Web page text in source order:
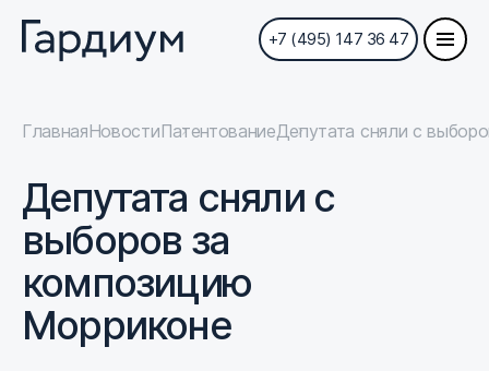
+7 (495) 147 36 47
ГлавнаяНовостиПатентованиеДепутата сняли с
Депутата сняли с
выборов за
композицию
Морриконе